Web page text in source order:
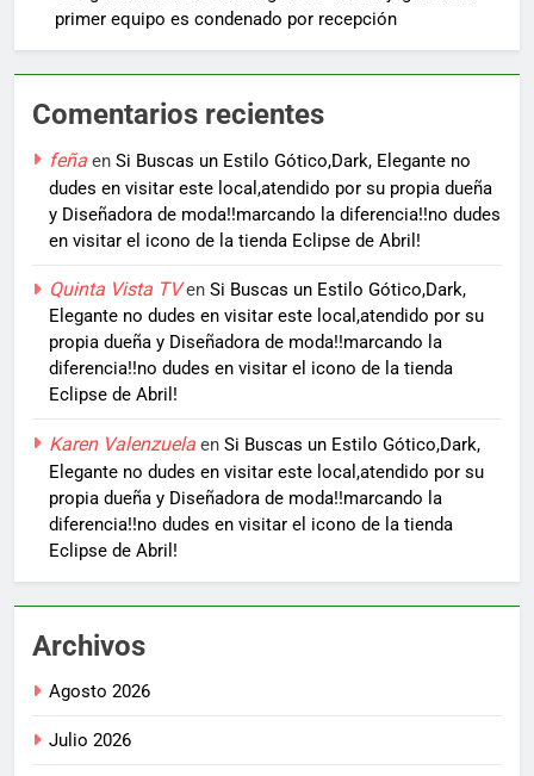
primer equipo es condenado por recepción
Comentarios recientes
feña en Si Buscas un Estilo Gótico,Dark, Elegante no
dudes en visitar este local,atendido por su propia dueña
y Diseñadora de moda!!marcando la diferencia!!no dudes
en visitar el icono de la tienda Eclipse de Abril!
Quinta Vista TVen Si Buscas un Estilo Gótico,Dark,
Elegante no dudes en visitar este local,atendido por su
propia dueña y Diseñadora de moda!!marcando la
diferencia!!no dudes en visitar el icono de la tienda
Eclipse de Abril!
Karen Valenzuela en Si Buscas un Estilo Gótico,Dark,
Elegante no dudes en visitar este local,atendido por su
propia dueña y Diseñadora de moda!!marcando la
diferencia!!no dudes en visitar el icono de la tienda
Eclipse de Abril!
Archivos
Agosto 2026
Julio 2026